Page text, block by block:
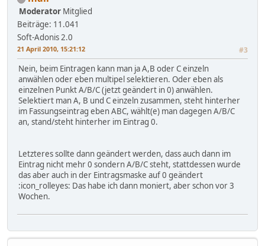
Moderator Mitglied
Beiträge: 11.041
Soft-Adonis 2.0
21 April 2010, 15:21:12 #3
Nein, beim Eintragen kann man ja A,B oder C einzeln
anwählen oder eben multipel selektieren. Oder eben als
einzelnen Punkt A/B/C (jetzt geändert in 0) anwählen.
Selektiert man A, B und C einzeln zusammen, steht hinterher
im Fassungseintrag eben ABC, wählt(e) man dagegen A/B/C
an, stand/steht hinterher im Eintrag 0.
Letzteres sollte dann geändert werden, dass auch dann im
Eintrag nicht mehr 0 sondern A/B/C steht, stattdessen wurde
das aber auch in der Eintragsmaske auf 0 geändert
:icon_rolleyes: Das habe ich dann moniert, aber schon vor 3
Wochen.